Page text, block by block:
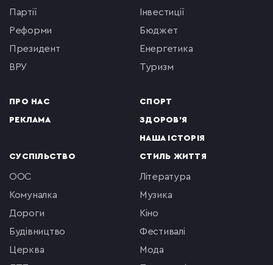
партії
реформи
президент
ВРУ
ПРО НАС
РЕКЛАМА
інвестиції
бюджет
енергетика
туризм
СПОРТ
ЗДОРОВ'Я
НАША ІСТОРІЯ
СУСПІЛЬСТВО
ООС
комуналка
Дороги
будівництво
церква
СТИЛЬ ЖИТТЯ
література
музика
кіно
фестивалі
мода